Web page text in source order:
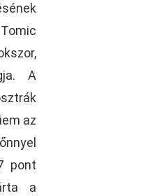
A
az
pont
a